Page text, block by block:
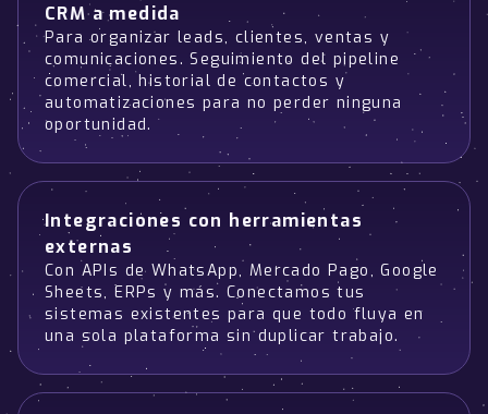
CRM a medida
Para organizar leads, clientes, ventas y
comunicaciones. Seguimiento del pipeline
comercial, historial de contactos y
automatizaciones para no perder ninguna
oportunidad.
Integraciones con herramientas
externas
Con APIs de WhatsApp, Mercado Pago, Google
Sheets, ERPs y más. Conectamos tus
sistemas existentes para que todo fluya en
una sola plataforma sin duplicar trabajo.